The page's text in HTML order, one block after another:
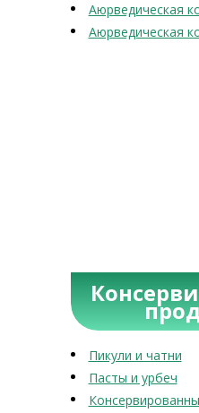
Аюрведическая
Аюрведическая
Пикули и чатни
Пасты и урбеч